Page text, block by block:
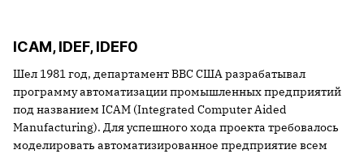
ICAM, IDEF, IDEF0
Шел 1981 год, департамент ВВС США разрабатывал
программу автоматизации промышленных предприятий
под названием ICAM (Integrated Computer Aided
Manufacturing). Для успешного хода проекта требовалось
моделировать автоматизированное предприятие всем